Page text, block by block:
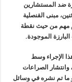
ضد المستشارين
مبنى القنصلية
مهم من حيث نقطة
الموجودة.
الإجراء وسط
وانتشار الصراعات
ما تم نشره في وسائل